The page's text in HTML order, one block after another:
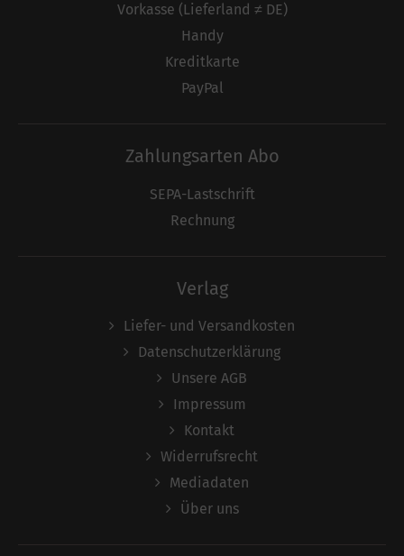
Vorkasse (Lieferland ≠ DE)
Handy
Kreditkarte
PayPal
Zahlungsarten Abo
SEPA-Lastschrift
Rechnung
Verlag
Liefer- und Versandkosten
Datenschutzerklärung
Unsere AGB
Impressum
Kontakt
Widerrufsrecht
Mediadaten
Über uns